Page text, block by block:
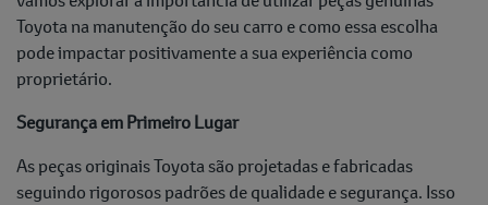
Toyota na manutenção do seu carro e como essa escolha
pode impactar positivamente a sua experiência como
proprietário.
Segurança em Primeiro Lugar
As peças originais Toyota são projetadas e fabricadas
seguindo rigorosos padrões de qualidade e segurança. Isso